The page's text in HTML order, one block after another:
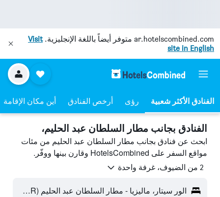
ar.hotelscombined.com متوفر أيضاً باللغة الإنجليزية.Visit
site in English
رؤى أرخص الفنادق أين مكان الإقامة
الفنادق بجانب مطار السلطان عبد الحليم،
ابحث عن فنادق بجانب مطار السلطان عبد الحليم من مئات
مواقع السفر على HotelsCombined وقارن بينها ووفّر.
2 من الضيوف، غرفة واحدة
الور سيتار، ماليزيا - مطار السلطان عبد الحليم (AOR)